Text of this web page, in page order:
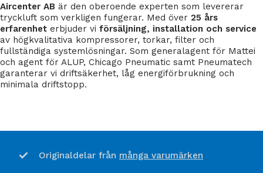
Aircenter AB är den oberoende experten som levererar
tryckluft som verkligen fungerar. Med över 25 års
erfarenhet erbjuder vi försäljning, installation och service
av högkvalitativa kompressorer, torkar, filter och
fullständiga systemlösningar. Som generalagent för Mattei
och agent för ALUP, Chicago Pneumatic samt Pneumatech
garanterar vi driftsäkerhet, låg energiförbrukning och
minimala driftstopp.
Originaldelar från många varumärken